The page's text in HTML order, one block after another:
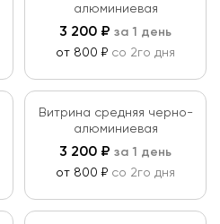
алюминиевая
3 200 ₽ за 1 день
от 800 ₽ со 2го дня
Витрина средняя черно-
алюминиевая
3 200 ₽ за 1 день
от 800 ₽ со 2го дня